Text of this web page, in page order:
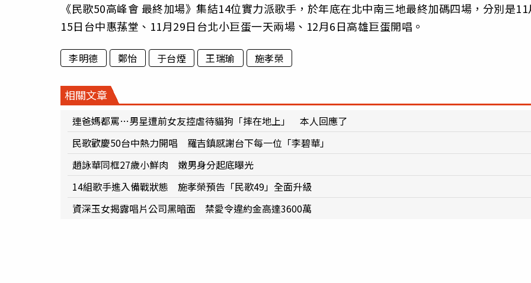
《民歌50高峰會 最終加場》集結14位實力派歌手，於年底在北中南三地最終加碼四場，分別是11
15日台中惠蓀堂、11月29日台北小巨蛋一天兩場、12月6日高雄巨蛋開唱。
李明德 鄭怡 于台煙 王瑞瑜 施孝榮
相關文章
連爸媽都罵…男星遭前女友控虐待貓狗「摔在地上」 本人回應了
民歌歡慶50台中熱力開唱 羅吉鎮感謝台下每一位「李碧華」
趙詠華同框27歲小鮮肉 嫩男身分起底曝光
14組歌手進入備戰狀態 施孝榮預告「民歌49」全面升級
資深玉女揭露唱片公司黑暗面 禁愛令違約金高達3600萬